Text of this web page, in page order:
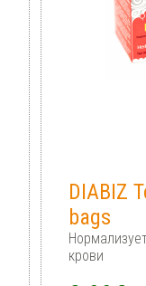
DIABIZ
bags
крови